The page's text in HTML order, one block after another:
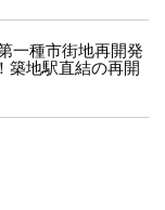
一種市街地再開発
築地駅直結の再開